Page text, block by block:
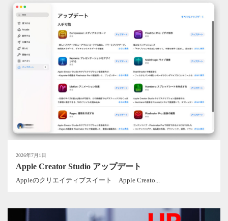
2026年7月1日
Apple Creator Studio アップデート
Appleのクリエイティブスイート Apple Creato...